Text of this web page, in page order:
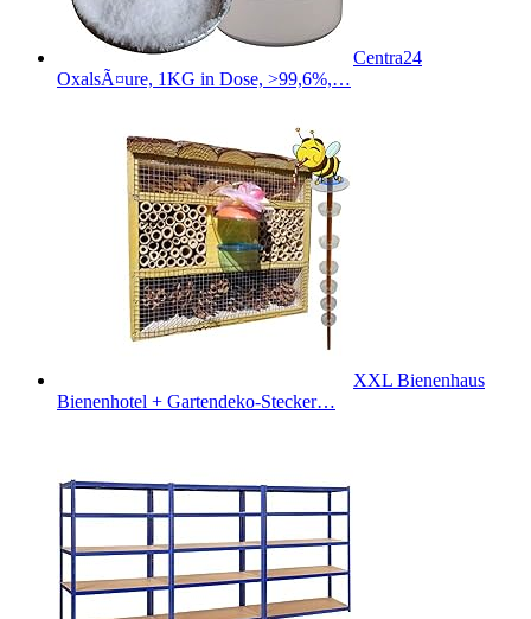
Centra24
OxalsÃ¤ure, 1KG in Dose, >99,6%,…
XXL Bienenhaus
Bienenhotel + Gartendeko-Stecker…